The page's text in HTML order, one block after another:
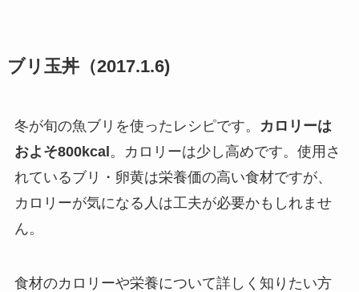
ブリ玉丼（2017.1.6)
冬が旬の魚ブリを使ったレシピです。
カロリーは
およそ800kcal。カロリーは少し高めです。使用さ
れているブリ・卵黄は栄養価の高い食材ですが、
カロリーが気になる人は工夫が必要かもしれませ
ん。
食材のカロリーや栄養について詳しく知りたい方